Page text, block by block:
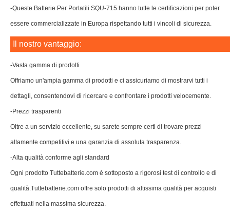
-Queste Batterie Per Portatili SQU-715 hanno tutte le certificazioni per poter
essere commercializzate in Europa rispettando tutti i vincoli di sicurezza.
Il nostro vantaggio:
-Vasta gamma di prodotti
Offriamo un'ampia gamma di prodotti e ci assicuriamo di mostrarvi tutti i
dettagli, consentendovi di ricercare e confrontare i prodotti velocemente.
-Prezzi trasparenti
Oltre a un servizio eccellente, su sarete sempre certi di trovare prezzi
altamente competitivi e una garanzia di assoluta trasparenza.
-Alta qualità conforme agli standard
Ogni prodotto Tuttebatterie.com è sottoposto a rigorosi test di controllo e di
qualità.Tuttebatterie.com offre solo prodotti di altissima qualità per acquisti
effettuati nella massima sicurezza.